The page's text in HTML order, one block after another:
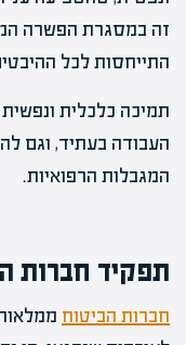
זה במסגרת הפשרה
התייחסות לכל
תמיכה כלכלית
העבודה בעתיד, וגם
המגבלות הרפואיות.
תפקיד חברות
חברות הביטוח